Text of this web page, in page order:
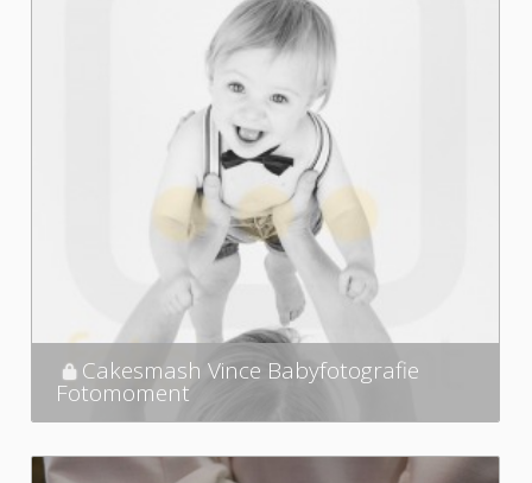
Cakesmash Vince Babyfotografie
Fotomoment